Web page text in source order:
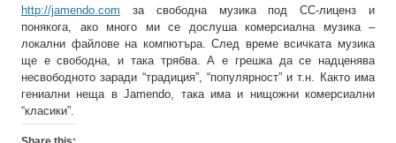
http://jamendo.com за свободна музика под СС-лиценз и
понякога, ако много ми се дослуша комерсиална музика –
локални файлове на компютъра. След време всичката музика
ще е свободна, и така трябва. А е грешка да се надценява
несвободното заради “традиция”, “популярност” и т.н. Както има
гениални неща в Jamendo, така има и нищожни комерсиални
“класики”.